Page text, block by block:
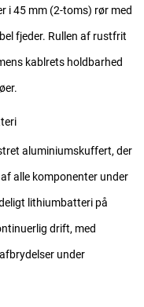
i 45 mm (2-toms) rør med
fjeder. Rullen af rustfrit
kablrets holdbarhed
aluminiumskuffert, der
alle komponenter under
lithiumbatteri på
drift, med
under